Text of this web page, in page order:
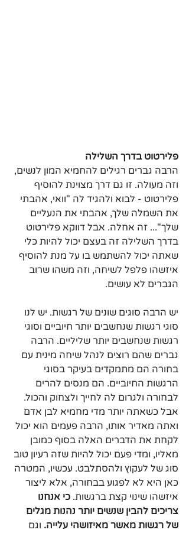
פלירטוט בדרך השלילה
הרבה גברים רגילים להחמיא המון לנשים,
וזה מעולה. זו גם דרך מצוינת להוסיף
פלירטוט - לבוא ולהגיד לה "וואי, אהבתי
את השמלה שלך, אהבתי את הנעליים
שלך"... זה אחלה. אבל דווקא פלירטוט
בדרך השלילה זה בעצם יכול להיות כלי
שאתה יכול להשתמש בו על מנת להוסיף
איזשהו פלפל לשיחה, וזה משהו שרוב
הגברים לא עושים.
יש הרבה סוגים שונים של רגשות. יש לנו
סוגי רגשות שנחשבים יותר חיוביים וסוגי
רגשות שנחשבים יותר שליליים. הרבה
גברים שהם רוצים לנהל שיחה מינית עם
בחורה הם מתמקדים בעיקר בסוגי
הרגשות החיוביים. הם מנסים להרים
לבחורה ולגרום לה לחייך ולצחוק והכול.
אבל כשאתה יותר מדי מחמיא לבן אדם
ואתה מאדיר אותו, הרבה פעמים הוא יכול
לקחת את הדברים האלה בסוף כמובן
מאליו, ומדי פעם יכול להיות שזה רעיון טוב
סוג של לעקוץ ולהסתלבט. עכשיו, המטרה
כאן היא לא לפגוע בבחורה, אלא ליצור
איזשהו שינוי קצת ברגשות. כי אנחנו
צריכים להבין שנשים יותר נהנות מגלים
של רגשות מאשר מאיזושהי עלייה. וגם